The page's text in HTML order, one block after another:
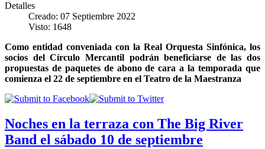
Detalles
Creado: 07 Septiembre 2022
Visto: 1648
Como entidad conveniada con la Real Orquesta Sinfónica, los
socios del Círculo Mercantil podrán beneficiarse de las dos
propuestas de paquetes de abono de cara a la temporada que
comienza el 22 de septiembre en el Teatro de la Maestranza
Noches en la terraza con The Big River
Band el sábado 10 de septiembre